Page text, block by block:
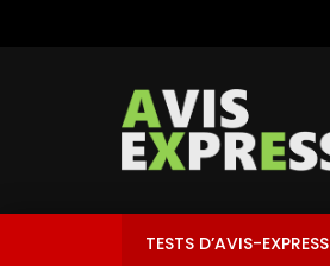
TESTS D’AVIS-EXPRESS